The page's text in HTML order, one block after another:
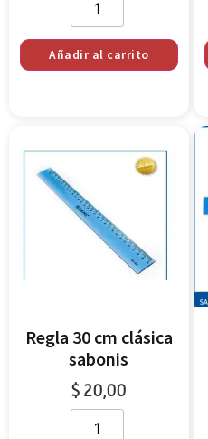
Añadir al carrito
Regla 30 cm clásica
sabonis
$ 20,00